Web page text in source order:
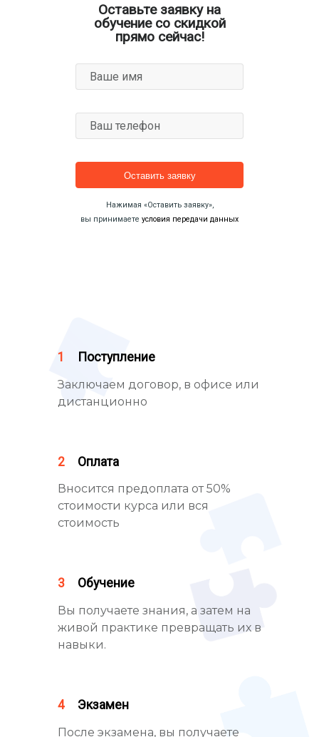
Оставьте заявку на
обучение со скидкой
прямо сейчас!
Ваше имя
Ваш телефон
Нажимая «Оставить заявку»,
вы принимаете условия передачи данных
1 Поступление
Заключаем договор, в офисе или
дистанционно
2 Оплата
Вносится предоплата от 50%
стоимости курса или вся
стоимость
3 Обучение
Вы получаете знания, а затем на
живой практике превращать их в
навыки.
4 Экзамен
После экзамена, вы получаете